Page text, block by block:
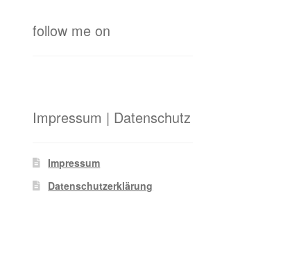
follow me on
Impressum | Datenschutz
Impressum
Datenschutzerklärung